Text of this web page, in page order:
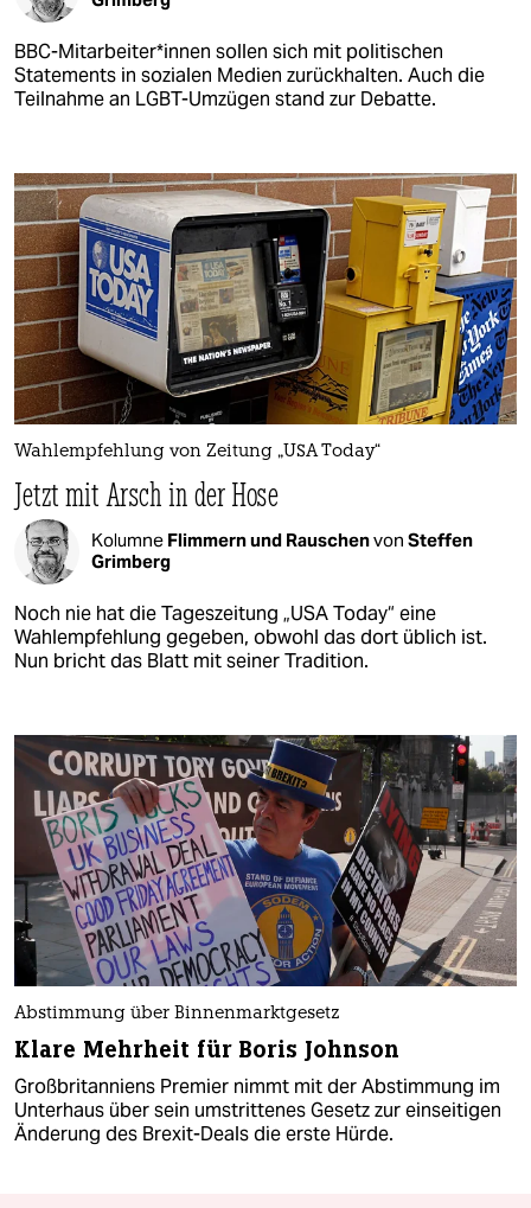
BBC-Mitarbeiter*innen sollen sich mit politischen
Statements in sozialen Medien zurückhalten. Auch die
Teilnahme an LGBT-Umzügen stand zur Debatte.
Wahlempfehlung von Zeitung „USA Today“
Jetzt mit Arsch in der Hose
Kolumne Flimmern und Rauschenvon Steffen
Grimberg
Noch nie hat die Tageszeitung „USA Today“ eine
Wahlempfehlung gegeben, obwohl das dort üblich ist.
Nun bricht das Blatt mit seiner Tradition.
Abstimmung über Binnenmarktgesetz
Klare Mehrheit für Boris Johnson
Großbritanniens Premier nimmt mit der Abstimmung im
Unterhaus über sein umstrittenes Gesetz zur einseitigen
Änderung des Brexit-Deals die erste Hürde.